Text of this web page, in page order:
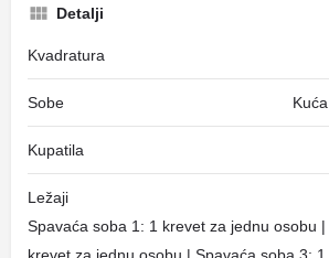
Detalji
Kvadratura
Sobe
Kupatila
Ležaji
Spavaća soba 1: 1 krevet za jednu osobu |